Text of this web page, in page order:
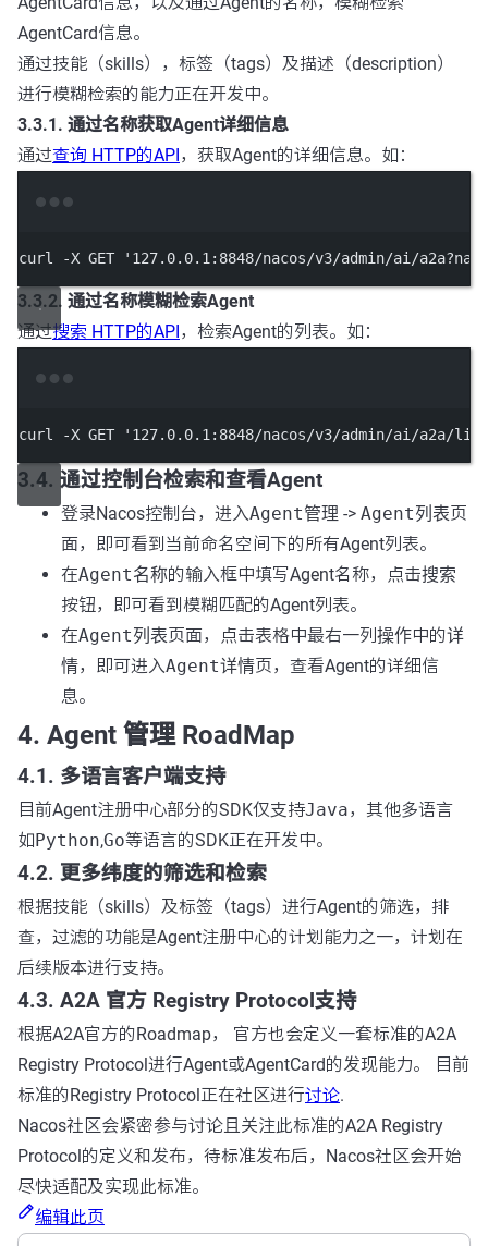
AgentCard信息。
通过技能（skills），标签（tags）及描述（description）
进行模糊检索的能力正在开发中。
3.3.1. 通过名称获取Agent详细信息
通过查询 HTTP的API，获取Agent的详细信息。如：
curl -X GET '127.0.0.1:8848/nacos/v3/admin/ai/
3.3.2. 通过名称模糊检索Agent
通过搜索 HTTP的API，检索Agent的列表。如：
curl -X GET '127.0.0.1:8848/nacos/v3/admin/ai/a2a/
3.4. 通过控制台检索和查看Agent
登录Nacos控制台，进入Agent管理 -> Agent列表页
面，即可看到当前命名空间下的所有Agent列表。
在Agent名称的输入框中填写Agent名称，点击搜索
按钮，即可看到模糊匹配的Agent列表。
在Agent列表页面，点击表格中最右一列 操作中的详
情，即可进入Agent详情页，查看Agent的详细信
息。
4. Agent 管理 RoadMap
4.1. 多语言客户端支持
目前Agent注册中心部分的SDK仅支持Java，其他多语言
如Python,Go等语言的SDK正在开发中。
4.2. 更多纬度的筛选和检索
根据技能（skills）及标签（tags）进行Agent的筛选，排
查，过滤的功能是Agent注册中心的计划能力之一，计划在
后续版本进行支持。
4.3. A2A 官方 Registry Protocol支持
根据A2A官方的Roadmap， 官方也会定义一套标准的A2A
Registry Protocol进行Agent或AgentCard的发现能力。 目前
标准的Registry Protocol正在社区进行讨论.
Nacos社区会紧密参与讨论且关注此标准的A2A Registry
Protocol的定义和发布，待标准发布后，Nacos社区会开始
尽快适配及实现此标准。
编辑此页